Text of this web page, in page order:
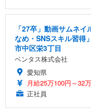
「27卒」動画サムネ
なめ・SNSスキル習得
市中区栄3丁目
ベンタス株式会社
愛知県
月給25万100円～32
正社員